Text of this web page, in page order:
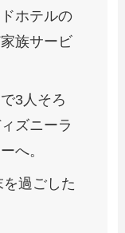
ホテルの
族サービ
3人そろ
ズニーラ
へ。
を過ごした